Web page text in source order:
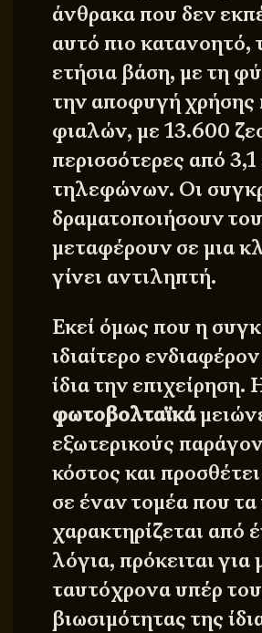
άνθρακα που δεν
αυτό πιο κατανοητό,
ετήσια βάση, με τη
την αποφυγή χρήσης
φιαλών, με 13.600
περισσότερες από
τηλεφώνων. Οι
δραματοποιήσουν
μεταφέρουν σε μια
γίνει αντιληπτή.
Εκεί όμως που η
ιδιαίτερο
ίδια την
φωτοβολταϊκά
εξωτερικούς
κόστος και
σε έναν τομέα που
χαρακτηρίζεται από
λόγια, πρόκειται
ταυτόχρονα υπέρ
βιωσιμότητας της